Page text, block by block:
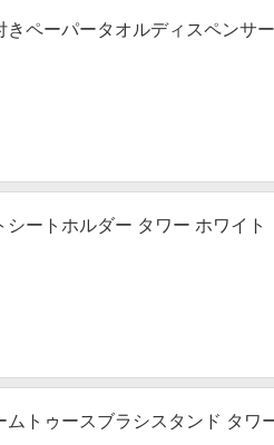
ペーパータオルディスペンサ
ートホルダー タワー ホワイト
トゥースブラシスタンド タワ